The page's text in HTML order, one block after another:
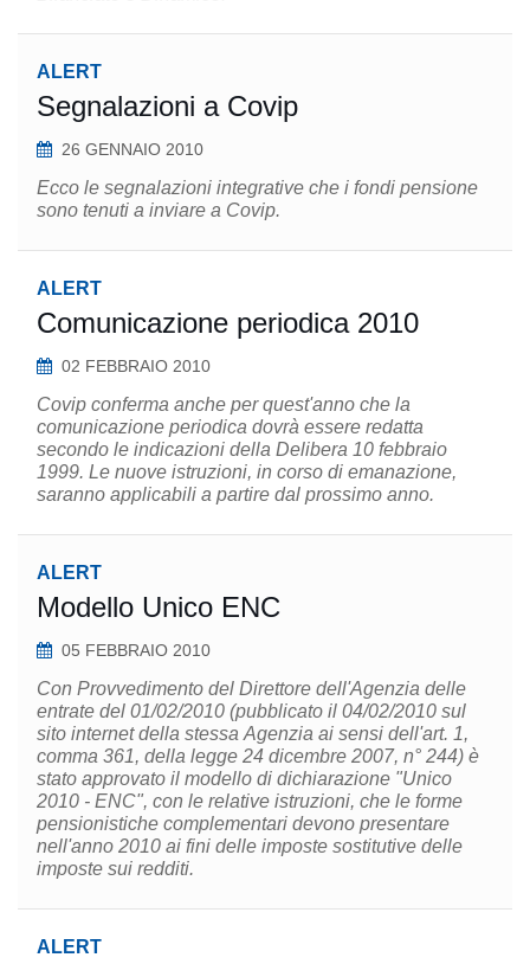
ALERT
Segnalazioni a Covip
26 GENNAIO 2010
Ecco le segnalazioni integrative che i fondi pensione
sono tenuti a inviare a Covip.
ALERT
Comunicazione periodica 2010
02 FEBBRAIO 2010
Covip conferma anche per quest'anno che la
comunicazione periodica dovrà essere redatta
secondo le indicazioni della Delibera 10 febbraio
1999. Le nuove istruzioni, in corso di emanazione,
saranno applicabili a partire dal prossimo anno.
ALERT
Modello Unico ENC
05 FEBBRAIO 2010
Con Provvedimento del Direttore dell'Agenzia delle
entrate del 01/02/2010 (pubblicato il 04/02/2010 sul
sito internet della stessa Agenzia ai sensi dell'art. 1,
comma 361, della legge 24 dicembre 2007, n° 244) è
stato approvato il modello di dichiarazione "Unico
2010 - ENC", con le relative istruzioni, che le forme
pensionistiche complementari devono presentare
nell'anno 2010 ai fini delle imposte sostitutive delle
imposte sui redditi.
ALERT